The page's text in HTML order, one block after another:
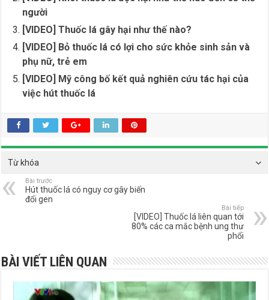
người
[VIDEO] Thuốc lá gây hại như thế nào?
[VIDEO] Bỏ thuốc lá có lợi cho sức khỏe sinh sản và
phụ nữ, trẻ em
[VIDEO] Mỹ công bố kết quả nghiên cứu tác hại của
việc hút thuốc lá
Từ khóa
Bài trước
Hút thuốc lá có nguy cơ gây biến
đổi gen
Bài tiếp
[VIDEO] Thuốc lá liên quan tới
80% các ca mắc bệnh ung thư
phổi
BÀI VIẾT LIÊN QUAN